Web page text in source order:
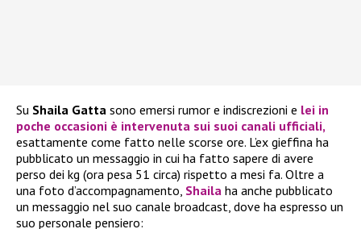
Su Shaila Gatta sono emersi rumor e indiscrezioni e lei in
poche occasioni è intervenuta sui suoi canali ufficiali,
esattamente come fatto nelle scorse ore. L’ex gieffina ha
pubblicato un messaggio in cui ha fatto sapere di avere
perso dei kg (ora pesa 51 circa) rispetto a mesi fa. Oltre a
una foto d’accompagnamento, Shaila ha anche pubblicato
un messaggio nel suo canale broadcast, dove ha espresso un
suo personale pensiero: